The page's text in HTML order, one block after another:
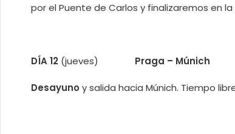
por el Puente de Carlos y finalizaremos en
DÍA 12 (jueves) Praga – Múnich
Desayuno y salida hacia Múnich. Tiempo